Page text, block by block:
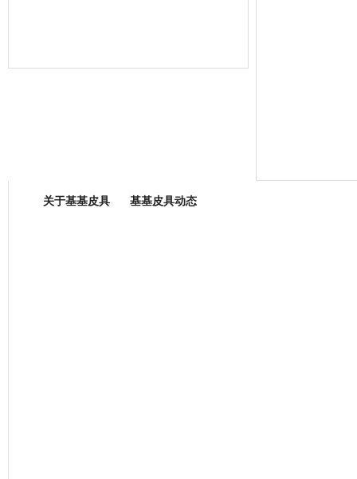
关于基基皮具 基基皮具动态